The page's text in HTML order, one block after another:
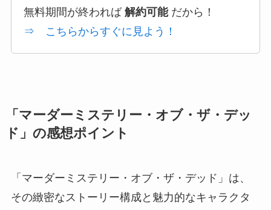
無料期間が終われば 解約可能だから！
⇒ こちらからすぐに見よう！
「マーダーミステリー・オブ・ザ・デッ
ド」の感想ポイント
「マーダーミステリー・オブ・ザ・デッド」は、
その緻密なストーリー構成と魅力的なキャラクタ